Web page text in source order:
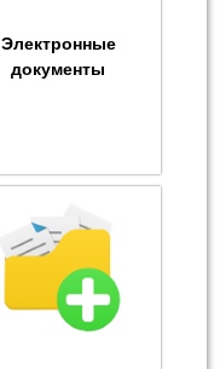
Электронные
документы